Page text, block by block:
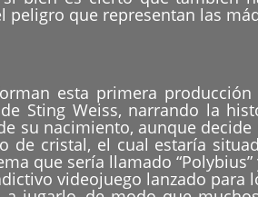
peligro que representan las
esta primera
Sting Weiss, narrando la
su nacimiento, aunque
de cristal, el cual estaría
que sería llamado
videojuego lanzado para